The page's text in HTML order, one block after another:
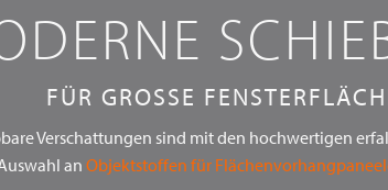
FÜR GROSSE
Verschattungen sind mit den hochwertigen
anObjektstoffen für